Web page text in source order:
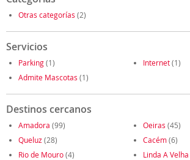
Otras categorías (2)
Servicios
Parking(1) Internet(1)
Admite Mascotas (1)
Destinos cercanos
Amadora (99) Oeiras (45)
Queluz (28) Cacém(6)
Rio de Mouro(4) Linda A Velha